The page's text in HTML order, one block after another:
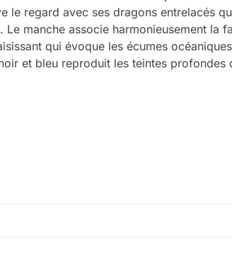
le regard avec ses dragons entrelacés
manche associe harmonieusement la
qui évoque les écumes
et bleu reproduit les teintes profondes